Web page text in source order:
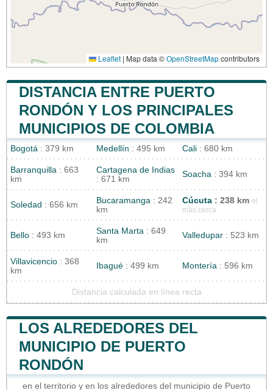
Leaflet | Map data ©OpenStreetMapcontributors
DISTANCIA ENTRE PUERTO
RONDÓN Y LOS PRINCIPALES
MUNICIPIOS DE COLOMBIA
Bogotá : 379 km Medellín : 495 km Cali : 680 km
Barranquilla : 663
km
Cartagena de Indias
: 671 km
Soacha : 394 km
Soledad : 656 km Bucaramanga : 242
km
Cúcuta : 238 km el
más cerca
Bello : 493 km Santa Marta : 649
km
Valledupar : 523 km
Villavicencio : 368
km
Ibagué : 499 km Montería : 596 km
Distancia calculada en línea recta
LOS ALREDEDORES DEL
MUNICIPIO DE PUERTO
RONDÓN
en el territorio y en los alrededores del municipio de Puerto